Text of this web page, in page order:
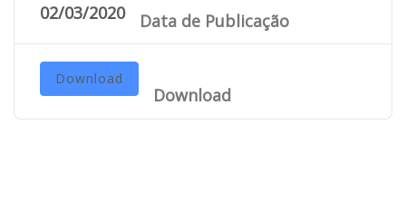
02/03/2020 Data de Publicação
Download
Download